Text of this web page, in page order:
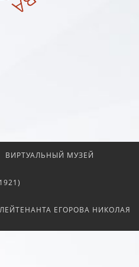
ВИРТУАЛЬНЫЙ МУЗЕЙ
ЕГОРОВА НИКОЛАЯ